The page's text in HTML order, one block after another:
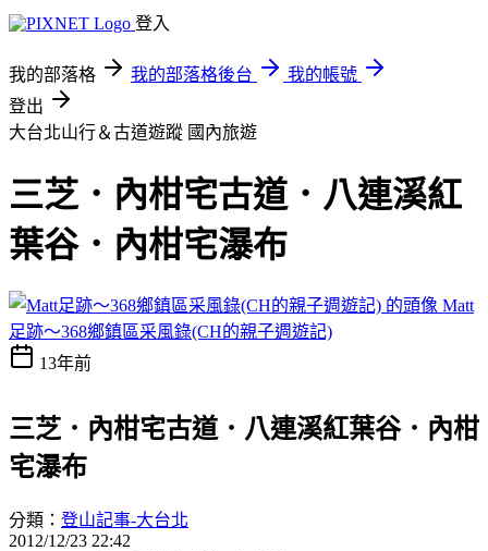
登入
我的部落格 我的部落格後台
我的帳號
登出
大台北山行＆古道遊蹤 國內旅遊
三芝．內柑宅古道．八連溪紅
葉谷．內柑宅瀑布
Matt
足跡～368鄉鎮區采風錄(CH的親子週遊記)
13年前
三芝．內柑宅古道．八連溪紅葉谷．內柑
宅瀑布
分類： 登山記事-大台北
2012/12/23 22:42